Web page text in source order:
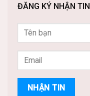
ĐĂNG KÝ NHẬN TIN